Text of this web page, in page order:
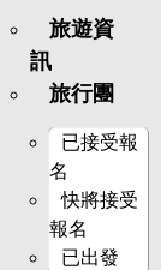
旅遊資
訊
旅行團
已接受報
名
快將接受
報名
已出發